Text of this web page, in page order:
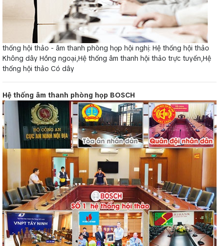
thống hội thảo - âm thanh phòng họp hội nghị: Hệ thống hội thảo
Không dây Hồng ngoại,Hệ thống âm thanh hội thảo trực tuyến,Hệ
thống hội thảo Có dây
Hệ thống âm thanh phòng họp BOSCH